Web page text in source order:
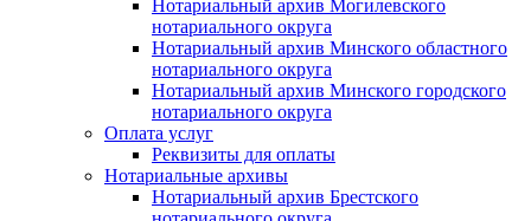
Нотариальный архив Могилевского
нотариального округа
Нотариальный архив Минского областного
нотариального округа
Нотариальный архив Минского городского
нотариального округа
Оплата услуг
Реквизиты для оплаты
Нотариальные архивы
Нотариальный архив Брестского